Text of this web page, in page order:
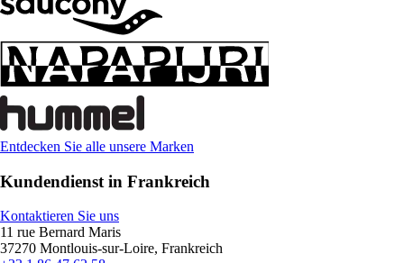
Entdecken Sie alle unsere Marken
Kundendienst in Frankreich
Kontaktieren Sie uns
11 rue Bernard Maris
37270 Montlouis-sur-Loire, Frankreich